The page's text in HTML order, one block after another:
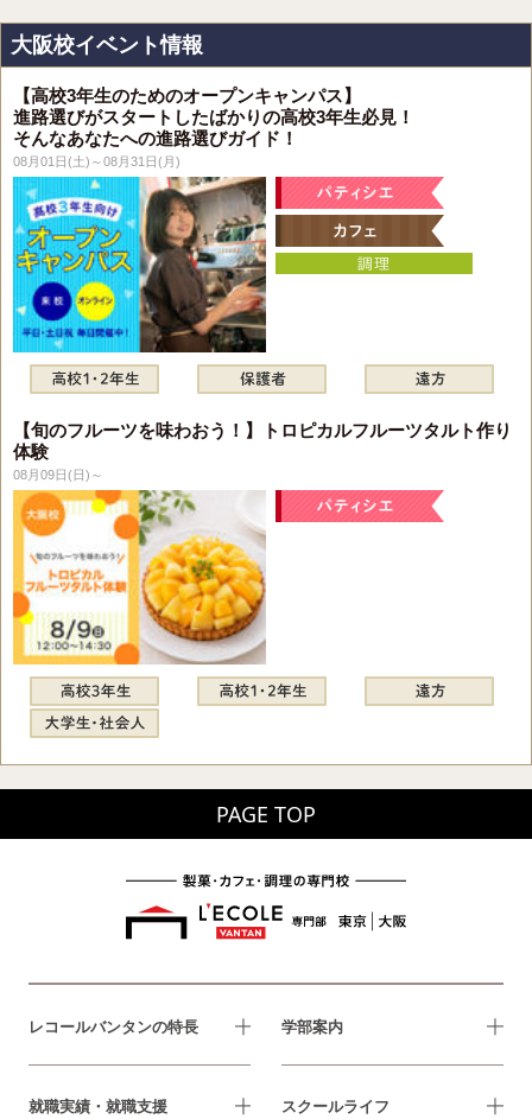
大阪校イベント情報
【高校3年生のためのオープンキャンパス】
進路選びがスタートしたばかりの高校3年生必見！
そんなあなたへの進路選びガイド！
08月01日(土)～08月31日(月)
【旬のフルーツを味わおう！】トロピカルフルーツタルト作り
体験
08月09日(日)～
PAGE TOP
レコールバンタンの特長 学部案内
就職実績・就職支援 スクールライフ